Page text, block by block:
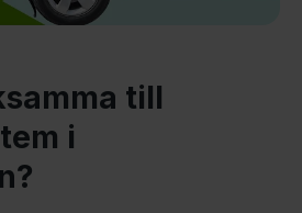
till
i